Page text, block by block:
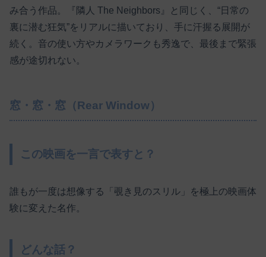
み合う作品。『隣人 The Neighbors』と同じく、“日常の
裏に潜む狂気”をリアルに描いており、手に汗握る展開が
続く。音の使い方やカメラワークも秀逸で、最後まで緊張
感が途切れない。
窓・窓・窓（Rear Window）
この映画を一言で表すと？
誰もが一度は想像する「覗き見のスリル」を極上の映画体
験に変えた名作。
どんな話？